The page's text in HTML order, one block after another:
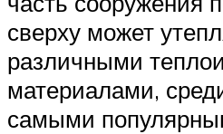
сверху может
различными
материалами,
самыми